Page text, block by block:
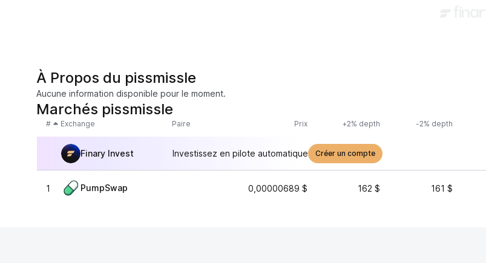
À Propos du pissmissle
Aucune information disponible pour le moment.
Marchés pissmissle
# Exchange Paire Prix +2% depth -2% depth
Finary Invest Investissez en pilote automatique Créer un compte
1 PumpSwap 0,00000689 $ 162 $ 161 $